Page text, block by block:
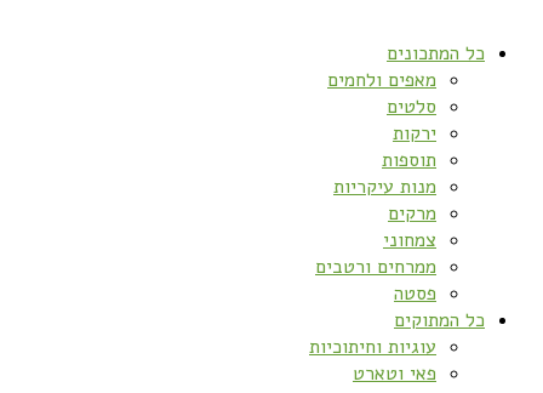
כל המתכונים
מאפים ולחמים
סלטים
ירקות
תוספות
מנות עיקריות
מרקים
צמחוני
ממרחים ורטבים
פסטה
כל המתוקים
עוגיות וחיתוכיות
פאי וטארט